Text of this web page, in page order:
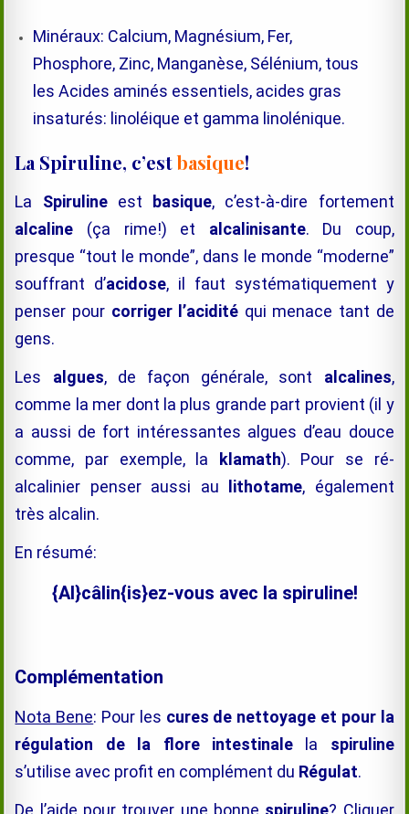
Minéraux: Calcium, Magnésium, Fer,
Phosphore, Zinc, Manganèse, Sélénium, tous
les Acides aminés essentiels, acides gras
insaturés: linoléique et gamma linolénique.
La Spiruline, c’estbasique!
La Spiruline est basique, c’est-à-dire fortement
alcaline (ça rime!) et alcalinisante. Du coup,
presque “tout le monde”, dans le monde “moderne”
souffrant d’acidose, il faut systématiquement y
penser pour corriger l’acidité qui menace tant de
gens.
Les algues, de façon générale, sont alcalines,
comme la mer dont la plus grande part provient (il y
a aussi de fort intéressantes algues d’eau douce
comme, par exemple, la
klamath). Pour se ré-
alcalinier penser aussi au lithotame, également
très alcalin.
En résumé:
{Al}câlin{is}ez-vous avec la spiruline!
Complémentation
Nota Bene: Pour les cures de nettoyage et pour la
régulation de la flore intestinalela spiruline
s’utilise avec profit en complément du Régulat.
De l’aide pour trouver une bonne spiruline? Cliquer